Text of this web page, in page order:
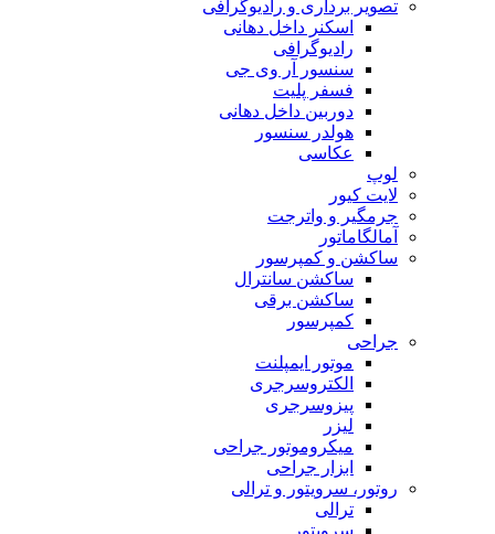
تصویر برداری و رادیوگرافی
اسکنر داخل دهانی
رادیوگرافی
سنسور آر وی جی
فسفر پلیت
دوربین داخل دهانی
هولدر سنسور
عکاسی
لوپ
لایت کیور
جرمگیر و واترجت
آمالگاماتور
ساکشن و کمپرسور
ساکشن سانترال
ساکشن برقی
کمپرسور
جراحی
موتور ایمپلنت
الکتروسرجری
پیزوسرجری
لیزر
میکروموتور جراحی
ابزار جراحی
روتور، سرویتور و ترالی
ترالی
سرویتور